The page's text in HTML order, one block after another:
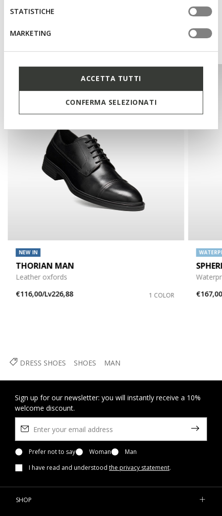
STATISTICHE
MARKETING
ACCETTA TUTTI
CONFERMA SELEZIONATI
DRESS SHOES SHOES MAN
You may also like
NEW IN
THORIAN MAN
Leather oxfords
€116,00/Lv226,88
1 COLOR
Sign up for our newsletter: you will instantly receive a 10%
welcome discount.
Prefer not to say Woman
Man
I have read and understood the privacy statement.
SHOP